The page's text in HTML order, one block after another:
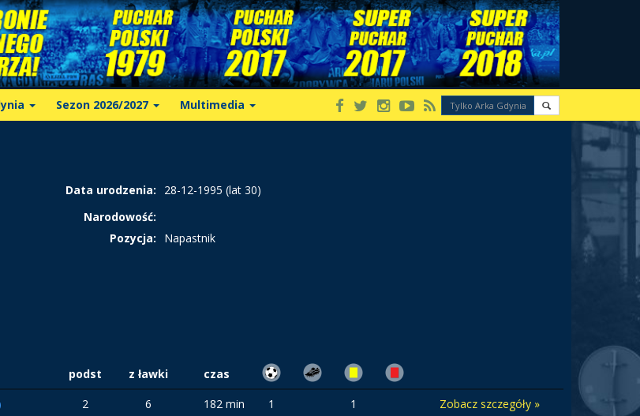
Sezon 2026/2027 Multimedia
Data urodzenia:
28-12-1995 (lat 30)
Narodowość:
Pozycja:
Napastnik
podst z ławki
czas
2 6 182 min 1 1
Zobacz szczegóły »